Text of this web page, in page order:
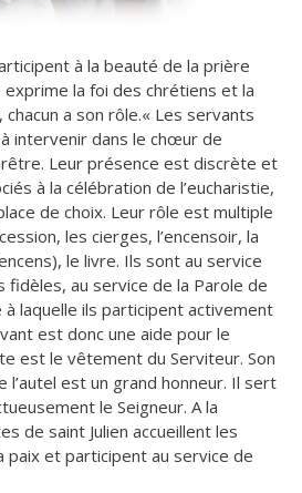
à la beauté de la prière
la foi des chrétiens et la
a son rôle.« Les servants
intervenir dans le chœur de
Leur présence est discrète et
à la célébration de l’eucharistie,
de choix. Leur rôle est multiple
les cierges, l’encensoir, la
le livre. Ils sont au service
au service de la Parole de
à laquelle ils participent activement
est donc une aide pour le
est le vêtement du Serviteur. Son
l’autel est un grand honneur. Il sert
le Seigneur. A la
de saint Julien accueillent les
paix et participent au service de